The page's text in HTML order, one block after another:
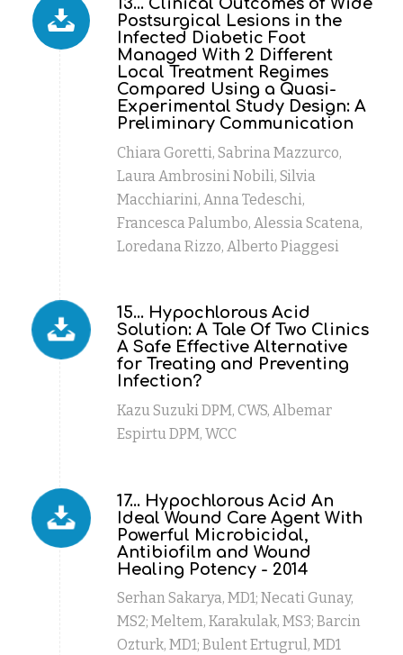
13... Clinical Outcomes of Wide
Postsurgical Lesions in the
Infected Diabetic Foot
Managed With 2 Different
Local Treatment Regimes
Compared Using a Quasi-
Experimental Study Design: A
Preliminary Communication
Chiara Goretti, Sabrina Mazzurco,
Laura Ambrosini Nobili, Silvia
Macchiarini, Anna Tedeschi,
Francesca Palumbo, Alessia Scatena,
Loredana Rizzo, Alberto Piaggesi
15... Hypochlorous Acid
Solution: A Tale Of Two Clinics
A Safe Effective Alternative
for Treating and Preventing
Infection?
Kazu Suzuki DPM, CWS, Albemar
Espirtu DPM, WCC
17... Hypochlorous Acid An
Ideal Wound Care Agent With
Powerful Microbicidal,
Antibiofilm and Wound
Healing Potency - 2014
Serhan Sakarya, MD1; Necati Gunay,
MS2; Meltem, Karakulak, MS3; Barcin
Ozturk, MD1; Bulent Ertugrul, MD1